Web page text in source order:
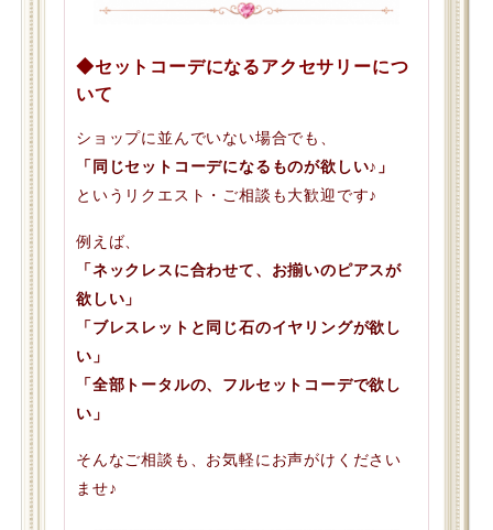
◆セットコーデになるアクセサリーにつ
いて
ショップに並んでいない場合でも、
「同じセットコーデになるものが欲しい♪」
というリクエスト・ご相談も大歓迎です♪
例えば、
「ネックレスに合わせて、お揃いのピアスが
欲しい」
「ブレスレットと同じ石のイヤリングが欲し
い」
「全部トータルの、フルセットコーデで欲し
い」
そんなご相談も、お気軽にお声がけください
ませ♪